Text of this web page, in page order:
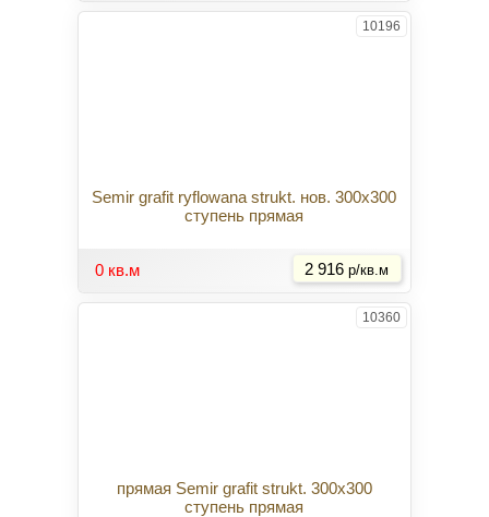
10196
Semir grafit ryflowana strukt. нов. 300x300
ступень прямая
0 кв.м 2 916 р/кв.м
10360
прямая Semir grafit strukt. 300x300
ступень прямая